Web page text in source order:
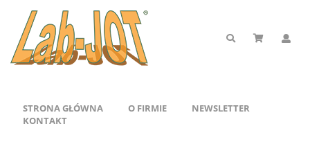
STRONA GŁÓWNA O FIRMIE
NEWSLETTER
KONTAKT